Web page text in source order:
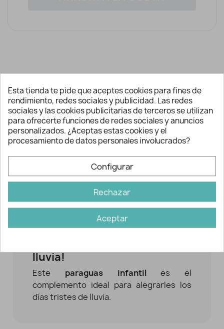
Descripción y detalles
Paraguas Patrulla Canina
para niños
Paraguas Patrulla Caninatransparente
de plástico para niños con estampación
deLa Patrulla Caninay todos sus
amigos. Apertura manual. 8 varillas.
Mango de plástico.
¡Paraguas transparente de La
lluvia!
Este paraguas infantil es el
complemento ideal para alegrarles los
días tristes de lluvia.
Esta tienda te pide que aceptes cookies para fines de
rendimiento, redes sociales y publicidad. Las redes
sociales y las cookies publicitarias de terceros se utilizan
para ofrecerte funciones de redes sociales y anuncios
personalizados. ¿Aceptas estas cookies y el
procesamiento de datos personales involucrados?
Configurar
Rechazar
Aceptar